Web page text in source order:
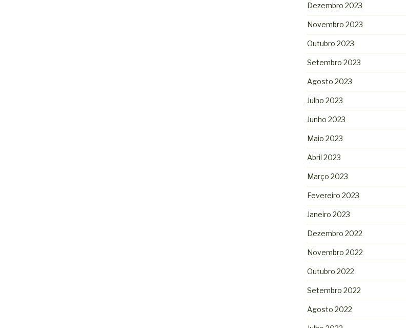
Dezembro 2023
Novembro 2023
Outubro 2023
Setembro 2023
Agosto 2023
Julho 2023
Junho 2023
Maio 2023
Abril 2023
Março 2023
Fevereiro 2023
Janeiro 2023
Dezembro 2022
Novembro 2022
Outubro 2022
Setembro 2022
Agosto 2022